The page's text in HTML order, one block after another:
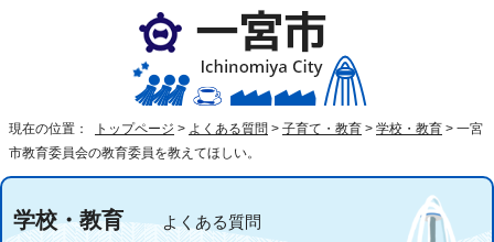
現在の位置： トップページ > よくある質問 > 子育て・教育 > 学校・教育 > 一宮
市教育委員会の教育委員を教えてほしい。
学校・教育よくある質問